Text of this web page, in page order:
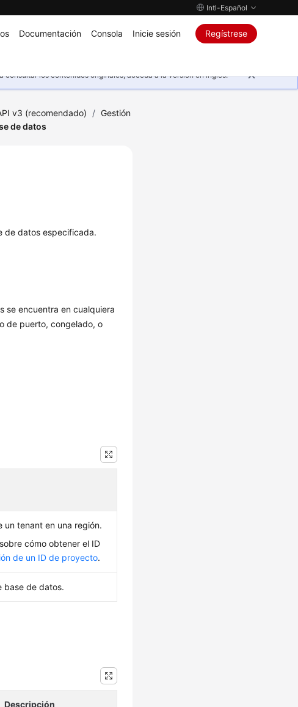
Intl-Español
Documentación Consola Inicie sesión Regístrese
los contenidos originales, acceda a la versión en inglés.
v3 (recomendado) / Gestión
de datos
de datos especificada.
se encuentra en cualquiera
de puerto, congelado, o
un tenant en una región.
cómo obtener el ID
de un ID de proyecto.
base de datos.
Descripción